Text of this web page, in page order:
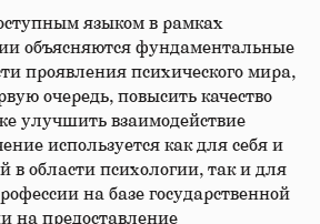
языком в рамках
объясняются фундаментальные
проявления психического мира,
очередь, повысить качество
улучшить взаимодействие
используется как для себя и
в области психологии, так и для
на базе государственной
на предоставление